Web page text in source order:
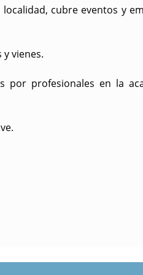
cubre eventos y
vienes.
por profesionales en la